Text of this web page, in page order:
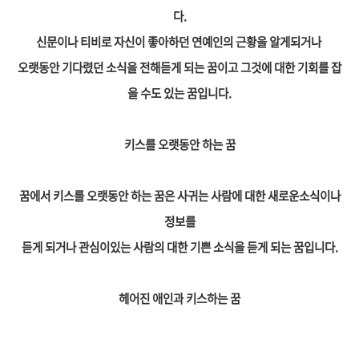
다.
신문이나 티비로 자신이 좋아하던 연예인의 근황을 알게되거나
오랫동안 기다렸던 소식을 전해듣게 되는 꿈이고 그것에 대한 기회를 잡
을 수도 있는 꿈입니다.
키스를 오랫동안 하는 꿈
꿈에서 키스를 오랫동안 하는 꿈은 사귀는 사람에 대한 새로운소식이나
정보를
듣게 되거나 관심이있는 사람의 대한 기쁜 소식을 듣게 되는 꿈입니다.
헤어진 애인과 키스하는 꿈